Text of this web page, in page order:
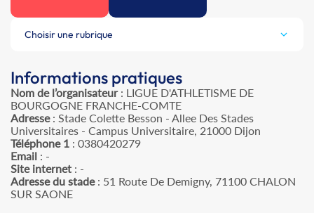
Choisir une rubrique
Informations pratiques
Nom de l’organisateur: LIGUE D'ATHLETISME DE
BOURGOGNE FRANCHE-COMTE
Adresse: Stade Colette Besson - Allee Des Stades
Universitaires - Campus Universitaire, 21000 Dijon
Téléphone 1 : 0380420279
Email : -
Site internet : -
Adresse du stade: 51 Route De Demigny, 71100 CHALON
SUR SAONE